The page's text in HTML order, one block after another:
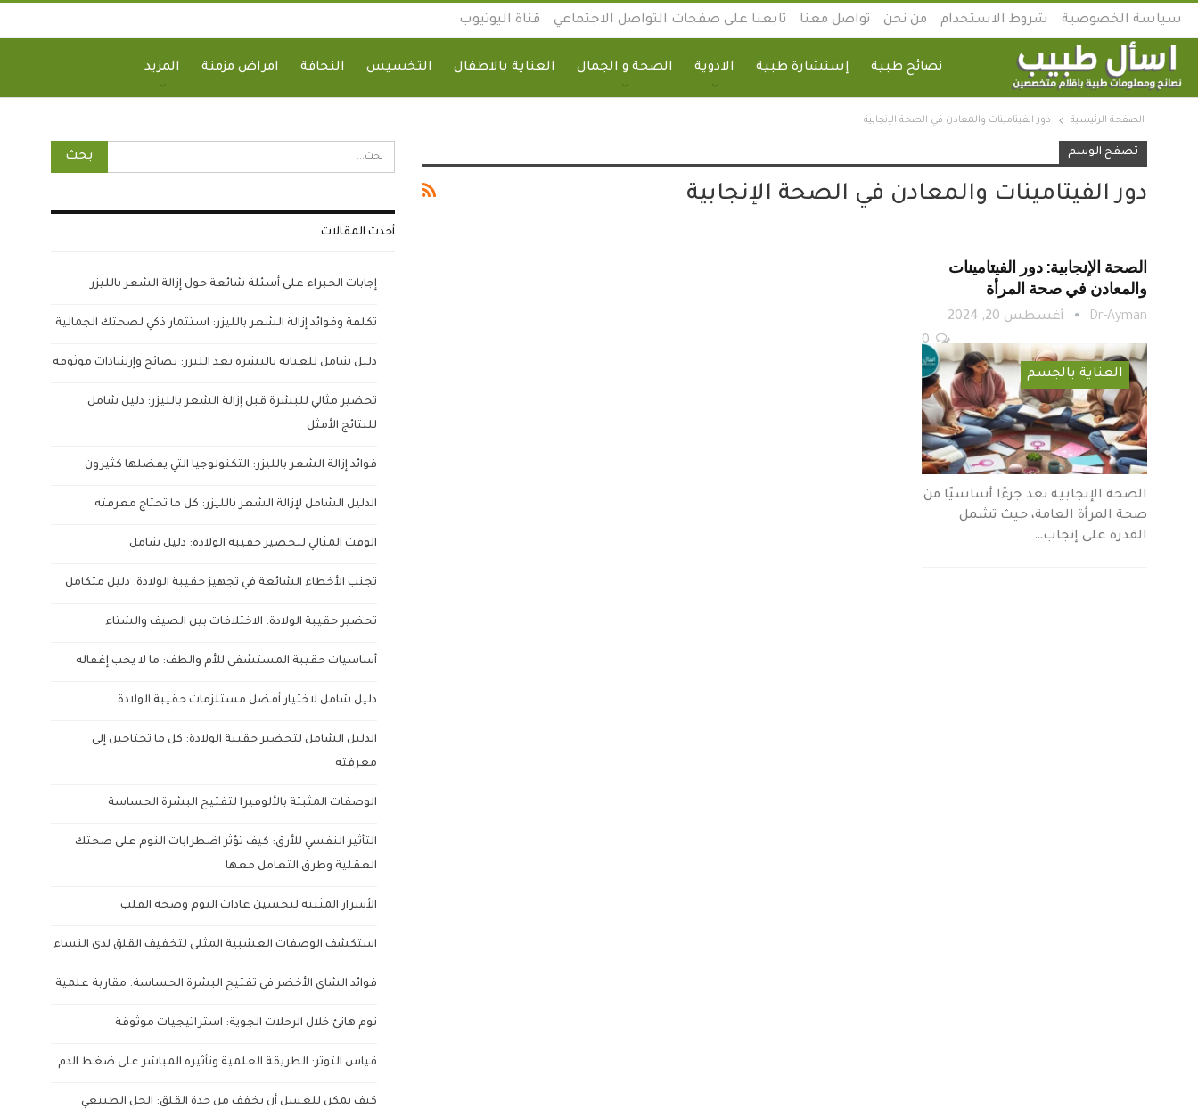
سياسة الخصوصية شروط الاستخدام من نحن تواصل معنا تابعنا على صفحات التواصل الاجتماعي قناة اليوتيوب
نصائح طبية إستشارة طبية الادوية الصحة و الجمال العناية بالاطفال التخسيس النحافة امراض مزمنة المزيد
الصفحة الرئيسية دور الفيتامينات والمعادن في الصحة الإنجابية
تصفح الوسم
دور الفيتامينات والمعادن في الصحة الإنجابية
الصحة الإنجابية: دور الفيتامينات
والمعادن في صحة المرأة
Dr-Ayman
أغسطس 20, 2024
0
العناية بالجسم
الصحة الإنجابية تعد جزءًا أساسيًا من
صحة المرأة العامة، حيث تشمل
القدرة على إنجاب…
أحدث المقالات
إجابات الخبراء على أسئلة شائعة حول إزالة الشعر بالليزر
تكلفة وفوائد إزالة الشعر بالليزر: استثمار ذكي لصحتك الجمالية
دليل شامل للعناية بالبشرة بعد الليزر: نصائح وإرشادات موثوقة
تحضير مثالي للبشرة قبل إزالة الشعر بالليزر: دليل شامل
للنتائج الأمثل
فوائد إزالة الشعر بالليزر: التكنولوجيا التي يفضلها كثيرون
الدليل الشامل لإزالة الشعر بالليزر: كل ما تحتاج معرفته
الوقت المثالي لتحضير حقيبة الولادة: دليل شامل
تجنب الأخطاء الشائعة في تجهيز حقيبة الولادة: دليل متكامل
تحضير حقيبة الولادة: الاختلافات بين الصيف والشتاء
أساسيات حقيبة المستشفى للأم والطف: ما لا يجب إغفاله
دليل شامل لاختيار أفضل مستلزمات حقيبة الولادة
الدليل الشامل لتحضير حقيبة الولادة: كل ما تحتاجين إلى
معرفته
الوصفات المثبتة بالألوفيرا لتفتيح البشرة الحساسة
التأثير النفسي للأرق: كيف تؤثر اضطرابات النوم على صحتك
العقلية وطرق التعامل معها
الأسرار المثبتة لتحسين عادات النوم وصحة القلب
استكشفِ الوصفات العشبية المثلى لتخفيف القلق لدى النساء
فوائد الشاي الأخضر في تفتيح البشرة الحساسة: مقاربة علمية
نوم هانئ خلال الرحلات الجوية: استراتيجيات موثوقة
قياس التوتر: الطريقة العلمية وتأثيره المباشر على ضغط الدم
كيف يمكن للعسل أن يخفف من حدة القلق: الحل الطبيعي